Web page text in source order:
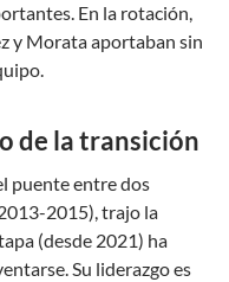
En la rotación,
y Morata aportaban sin
de la transición
puente entre dos
2015), trajo la
(desde 2021) ha
Su liderazgo es